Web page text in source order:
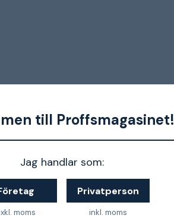
till Proffsmagasinet!
Jag handlar som:
moms
Privatperson
inkl. moms
EN 149